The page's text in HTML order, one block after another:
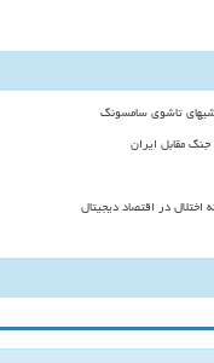
تاشوی سامسونگ
مقابل ایران
اختلال در اقتصاد دیجیتال